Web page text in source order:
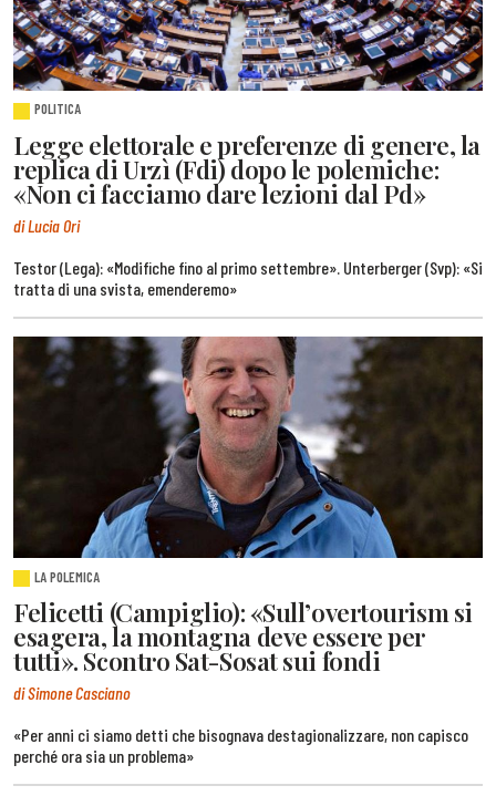
POLITICA
Legge elettorale e preferenze di genere, la
replica di Urzì (Fdi) dopo le polemiche:
«Non ci facciamo dare lezioni dal Pd»
di Lucia Ori
Testor (Lega): «Modifiche fino al primo settembre». Unterberger (Svp): «Si
tratta di una svista, emenderemo»
LA POLEMICA
Felicetti (Campiglio): «Sull’overtourism si
esagera, la montagna deve essere per
tutti». Scontro Sat-Sosat sui fondi
di Simone Casciano
«Per anni ci siamo detti che bisognava destagionalizzare, non capisco
perché ora sia un problema»